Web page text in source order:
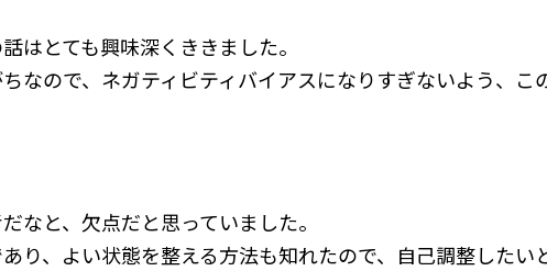
はとても興味深くききました。
なので、ネガティビティバイアスになりすぎないよう、こ
なと、欠点だと思っていました。
り、よい状態を整える方法も知れたので、自己調整したい